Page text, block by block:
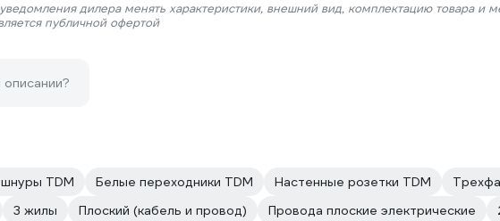
дилера менять характеристики, внешний вид, комплектацию товара и
публичной офертой
TDM Белые переходники TDM Настенные розетки TDM
3 жилы Плоский (кабель и провод) Провода плоские электрические